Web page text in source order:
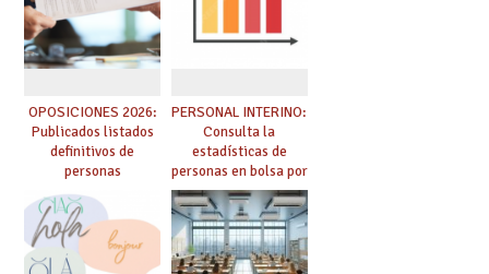
OPOSICIONES 2026:
Publicados listados
definitivos de
personas
seleccionadas. ¿Qué
hacer ahora si he
obtenido plaza?
PERSONAL INTERINO:
Consulta la
estadísticas de
personas en bolsa por
cuerpo, especialidad
y tipo de bolsa para
el curso 26/27